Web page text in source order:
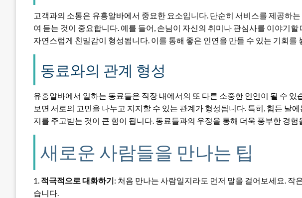
고객과의 소통은 유흥알바에서 중요한 요소입니다. 단순히 서비스를 제공하
여 듣는 것이 중요합니다. 예를 들어, 손님이 자신의 취미나 관심사를 이야기
자연스럽게 친밀감이 형성됩니다. 이를 통해 좋은 인연을 만들 수 있는 기회를
동료와의 관계 형성
유흥알바에서 일하는 동료들은 직장 내에서의 또 다른 소중한 인연이 될 수 있
보면 서로의 고민을 나누고 지지할 수 있는 관계가 형성됩니다. 특히, 힘든 날
지를 주고받는 것이 큰 힘이 됩니다. 동료들과의 우정을 통해 더욱 풍부한 경험
새로운 사람들을 만나는 팁
1. 적극적으로 대화하기: 처음 만나는 사람일지라도 먼저 말을 걸어보세요. 작
습니다.